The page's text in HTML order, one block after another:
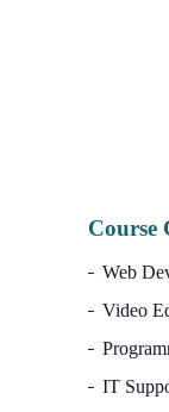
Course
Web
Video
IT